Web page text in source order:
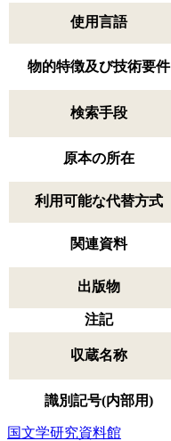
使用言語
物的特徴及び技術要件
検索手段
原本の所在
利用可能な代替方式
関連資料
出版物
注記
収蔵名称
識別記号(内部用)
国文学研究資料館